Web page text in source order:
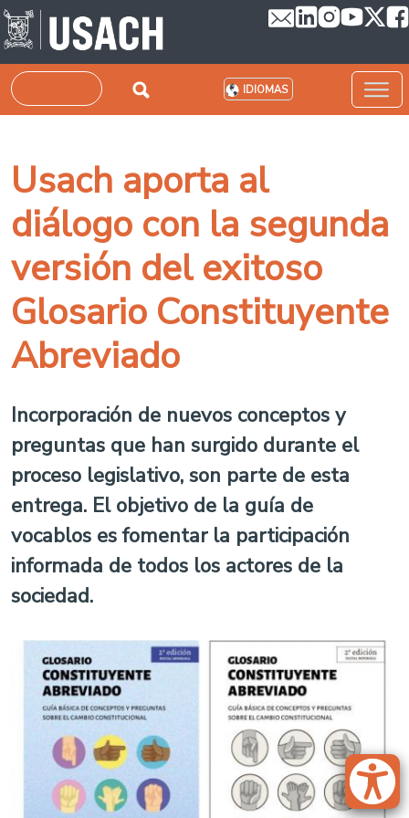
Pasar al contenido principal
Buscar IDIOMAS
Usach aporta al
diálogo con la segunda
versión del exitoso
Glosario Constituyente
Abreviado
Incorporación de nuevos conceptos y
preguntas que han surgido durante el
proceso legislativo, son parte de esta
entrega. El objetivo de la guía de
vocablos es fomentar la participación
informada de todos los actores de la
sociedad.